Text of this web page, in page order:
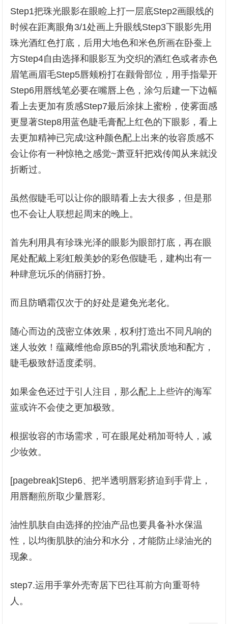
Step1把珠光眼影在眼睑上打一层底Step2画眼线的
时候在距离眼角3/1处画上升眼线Step3下眼影先用
珠光酒红色打底，后用大地色和米色所画在卧蚕上
方Step4自由选择和眼影互为交织的酒红色或者赤色
眉笔画眉毛Step5唇颊粉打在颧骨部位，用手指晕开
Step6用唇线笔必要在嘴唇上色，涂匀后建一下边幅
看上去更加有质感Step7最后涂抹上蜜粉，使雾面感
更显著Step8用蓝色睫毛膏配上红色的下眼影，看上
去更加精神已完成!这种颜色配上出来的妆容质感不
会让你有一种惊艳之感觉~萧亚轩把戏传闻从来就没
折断过。
虽然假睫毛可以让你的眼睛看上去大很多，但是那
也不会让人联想起周末的晚上。
首先利用具有珍珠光泽的眼影为眼部打底，再在眼
尾处配戴上彩虹般美妙的彩色假睫毛，建构出有一
种肆意玩乐的俏丽打扮。
而且防晒霜仅次于的好处是避免光老化。
随心而边的茂密立体效果，权利打造出不同凡响的
迷人妆效！蕴藏维他命原B5的乳霜状质地和配方，
睫毛极致舒适度柔弱。
如果金色还过于引人注目，那么配上上些许的海军
蓝或许不会使之更加极致。
根据妆容的市场需求，可在眼尾处稍加哥特人，减
少妆效。
[pagebreak]Step6、把半透明唇彩挤迫到手背上，
用唇翻煎所取少量唇彩。
油性肌肤自由选择的控油产品也要具备补水保温
性，以均衡肌肤的油分和水分，才能防止绿油光的
现象。
step7.运用手掌外壳寄居下巴往耳前方向重哥特
人。